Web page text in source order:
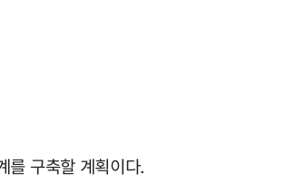
를 구축할 계획이다.